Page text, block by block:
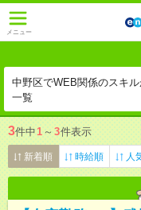
メニュー
中野区でWEB関係のスキ
一覧
3件中1 ～ 3件表示
新着順 時給順 人